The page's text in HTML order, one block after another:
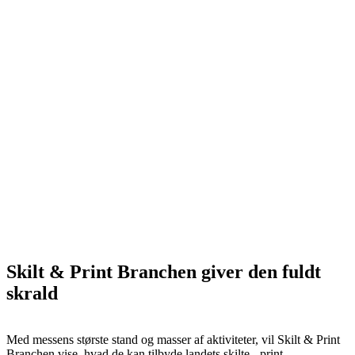
Skilt & Print Branchen giver den fuldt
skrald
Med messens største stand og masser af aktiviteter, vil Skilt & Print